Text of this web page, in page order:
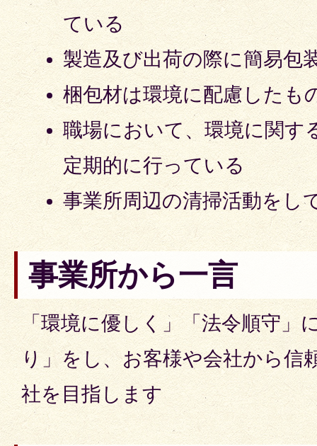
ている
製造及び出荷の際に簡易包
梱包材は環境に配慮したも
職場において、環境に関す
定期的に行っている
事業所周辺の清掃活動をし
事業所から一言
「環境に優しく」「法令順守」
り」をし、お客様や会社から信
社を目指します